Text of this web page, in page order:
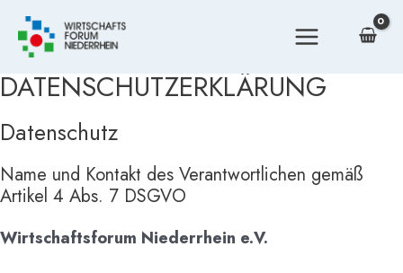
Zum
Inhalt
springen
MENU
DATENSCHUTZERKLÄRUNG
Datenschutz
Name und Kontakt des Verantwortlichen gemäß
Artikel 4 Abs. 7 DSGVO
Wirtschaftsforum Niederrhein e.V.